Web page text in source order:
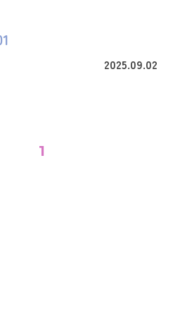
2025.09.02
1